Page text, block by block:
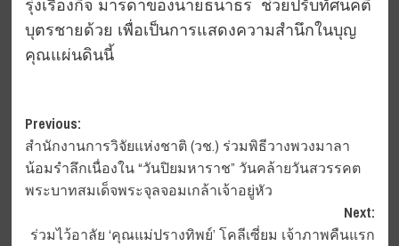
รุ่งเรืองกิจ มารดาของนายธนาธร ช่วยปรับทัศนคติ
บุตรชายด้วย เพื่อเป็นการแสดงความสำนึกในบุญ
คุณแผ่นดินนี้
Post
navigation
Previous:
สำนักงานการวิจัยแห่งชาติ (วช.) ร่วมพิธีวางพวงมาลา
น้อมรำลึกเนื่องใน “วันปิยมหาราช” วันคล้ายวันสวรรคต
พระบาทสมเด็จพระจุลจอมเกล้าเจ้าอยู่หัว
Next:
ร่วมไว้อาลัย ‘คุณแม่ปรางทิพย์’ โคลีเซี่ยม เจ้าภาพคืนแรก